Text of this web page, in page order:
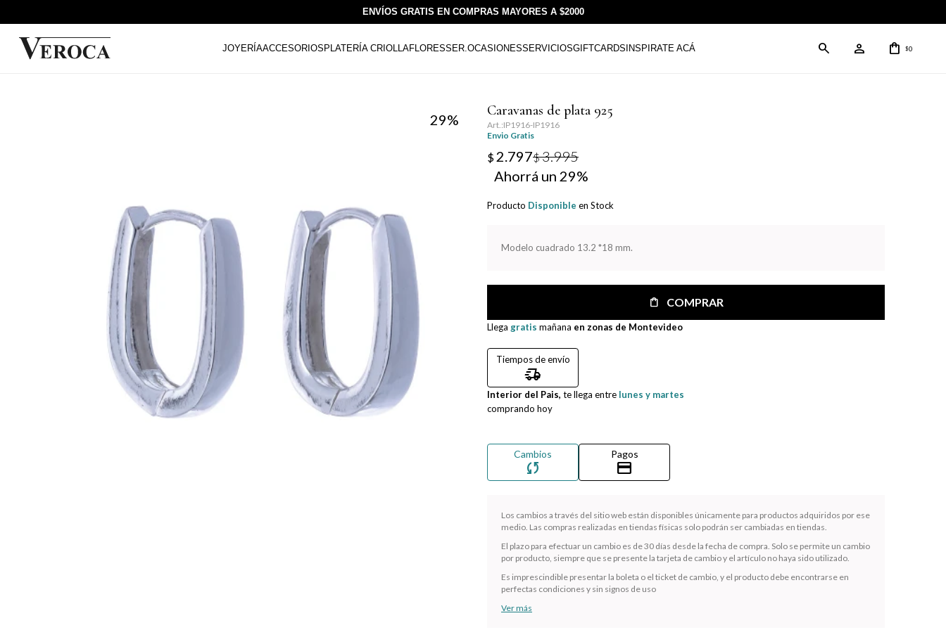
ENVÍOS GRATIS EN COMPRAS MAYORES A $2000
JOYERÍAACCESORIOS PLATERÍA CRIOLLAFLORESSER.OCASIONESSERVICIOSGIFTCARDS INSPIRATE ACÁ $0
29
Caravanas de plata 925
IP1916-IP1916
Envio Gratis
$ 2.797$3.995
29
Producto Disponible en Stock
Modelo cuadrado 13.2 *18 mm.
COMPRAR
Llega gratis mañana en zonas de Montevideo
Tiempos de envío
delivery_truck_speed
Interior del Pais, te llega entre lunes y martes
comprando hoy
Cambios
sync
Pagos
credit_card
Los cambios a través del sitio web están disponibles únicamente para productos adquiridos por ese
medio. Las compras realizadas en tiendas físicas solo podrán ser cambiadas en tiendas.
El plazo para efectuar un cambio es de 30 días desde la fecha de compra. Solo se permite un cambio
por producto, siempre que se presente la tarjeta de cambio y el artículo no haya sido utilizado.
Es imprescindible presentar la boleta o el ticket de cambio, y el producto debe encontrarse en
perfectas condiciones y sin signos de uso
Ver más